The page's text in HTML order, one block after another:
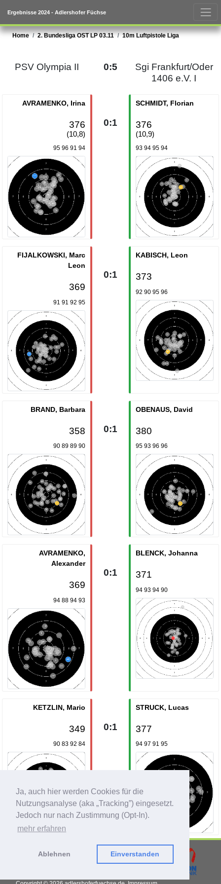
Ja, auch hier werden Cookies für die
Nutzungsanalyse (aka „Tracking”) eingesetzt.
Jedoch nur nach Zustimmung (Opt-In).
mehr erfahren
Ablehnen Einverstanden
Ergebnisse 2024 - Adlershofer Füchse
Home 2. Bundesliga OST LP 03.11 10m Luftpistole Liga
PSV Olympia II 0:5
Sgi Frankfurt/Oder
1406 e.V. I
AVRAMENKO, Irina
95 96 91 94
376
(10,8)
0:1
SCHMIDT, Florian
376
(10,9)
93 94 95 94
FIJALKOWSKI, Marc
Leon
91 91 92 95
369
0:1
KABISCH, Leon
373
92 90 95 96
BRAND, Barbara
90 89 89 90
358 0:1
OBENAUS, David
380
95 93 96 96
AVRAMENKO,
Alexander
94 88 94 93
369
0:1
BLENCK, Johanna
371
94 93 94 90
KETZLIN, Mario
90 83 92 84
349 0:1
STRUCK, Lucas
377
94 97 91 95